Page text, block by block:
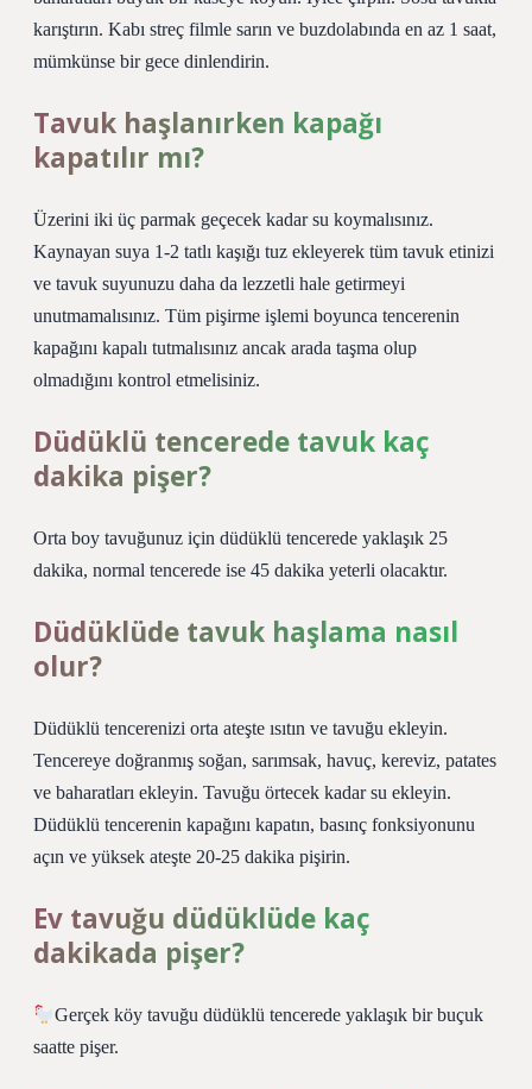
karıştırın. Kabı streç filmle sarın ve buzdolabında en az 1 saat,
mümkünse bir gece dinlendirin.
Tavuk haşlanırken kapağı
kapatılır mı?
Üzerini iki üç parmak geçecek kadar su koymalısınız.
Kaynayan suya 1-2 tatlı kaşığı tuz ekleyerek tüm tavuk etinizi
ve tavuk suyunuzu daha da lezzetli hale getirmeyi
unutmamalısınız. Tüm pişirme işlemi boyunca tencerenin
kapağını kapalı tutmalısınız ancak arada taşma olup
olmadığını kontrol etmelisiniz.
Düdüklü tencerede tavuk kaç
dakika pişer?
Orta boy tavuğunuz için düdüklü tencerede yaklaşık 25
dakika, normal tencerede ise 45 dakika yeterli olacaktır.
Düdüklüde tavuk haşlama nasıl
olur?
Düdüklü tencerenizi orta ateşte ısıtın ve tavuğu ekleyin.
Tencereye doğranmış soğan, sarımsak, havuç, kereviz, patates
ve baharatları ekleyin. Tavuğu örtecek kadar su ekleyin.
Düdüklü tencerenin kapağını kapatın, basınç fonksiyonunu
açın ve yüksek ateşte 20-25 dakika pişirin.
Ev tavuğu düdüklüde kaç
dakikada pişer?
Gerçek köy tavuğu düdüklü tencerede yaklaşık bir buçuk
saatte pişer.